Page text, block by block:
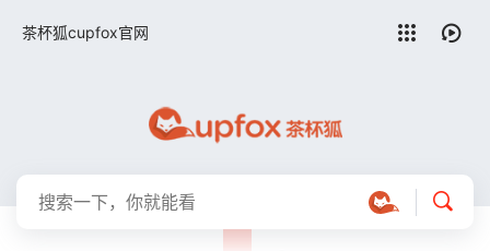
茶杯狐cupfox官网